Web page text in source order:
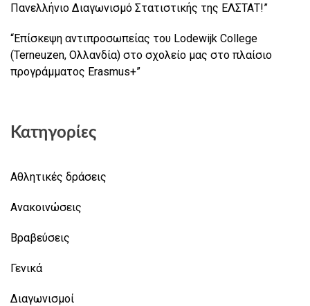
Πανελλήνιο Διαγωνισμό Στατιστικής της ΕΛΣΤΑΤ!”
“Επίσκεψη αντιπροσωπείας του Lodewijk College
(Terneuzen, Ολλανδία) στο σχολείο μας στο πλαίσιο
προγράμματος Erasmus+”
Κατηγορίες
Αθλητικές δράσεις
Ανακοινώσεις
Βραβεύσεις
Γενικά
Διαγωνισμοί